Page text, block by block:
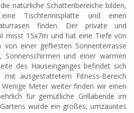
natürliche Schattenbereiche bilden,
Tischtennisplatte und einen
finden. Der private und
misst 15x7m und hat eine Tiefe von
einer gefliesten Sonnenterrasse
Sonnenschirmen und einer warmen
des Hauseinganges befindet sich
ausgestattetem Fitness-Bereich
Meter weiter finden wir einen
für gemütliche Grillabende im
wurde ein großes, umzäuntes